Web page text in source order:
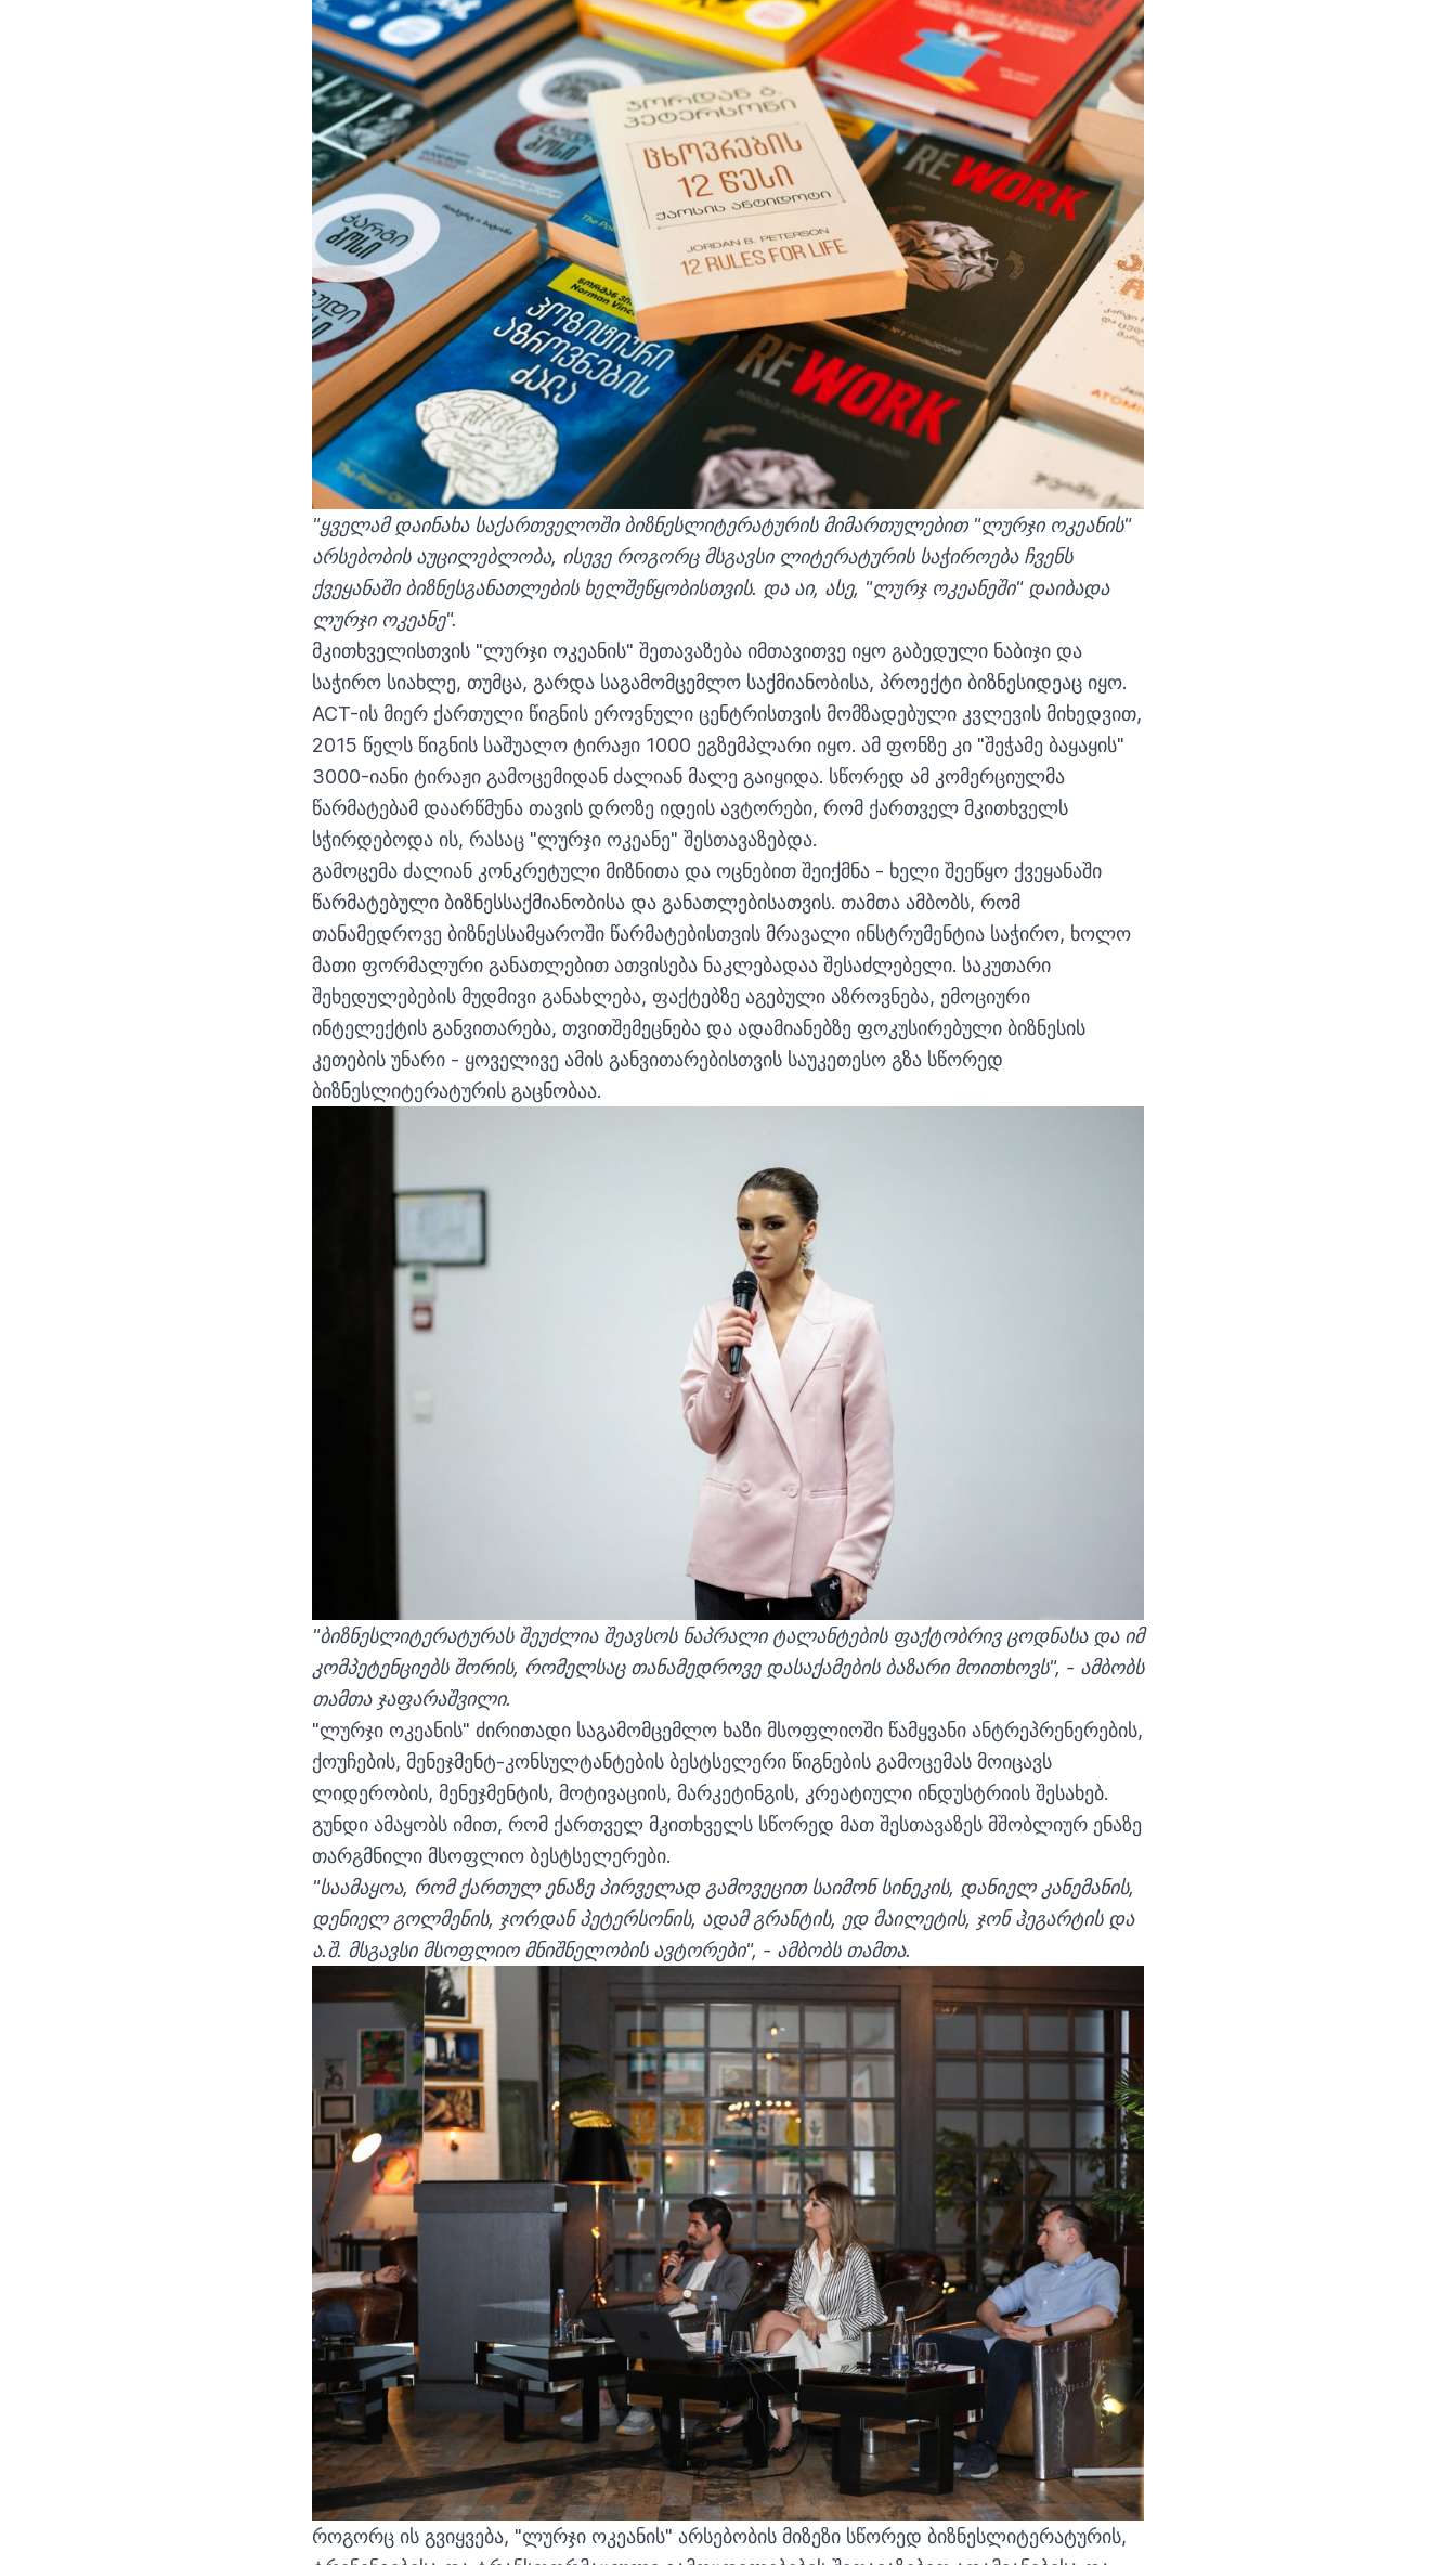
"ყველამ დაინახა საქართველოში ბიზნესლიტერატურის მიმართულებით "ლურჯი ოკეანის"
არსებობის აუცილებლობა, ისევე როგორც მსგავსი ლიტერატურის საჭიროება ჩვენს
ქვეყანაში ბიზნესგანათლების ხელშეწყობისთვის. და აი, ასე, "ლურჯ ოკეანეში" დაიბადა
ლურჯი ოკეანე".
მკითხველისთვის "ლურჯი ოკეანის" შეთავაზება იმთავითვე იყო გაბედული ნაბიჯი და
საჭირო სიახლე, თუმცა, გარდა საგამომცემლო საქმიანობისა, პროექტი ბიზნესიდეაც იყო.
ACT-ის მიერ ქართული წიგნის ეროვნული ცენტრისთვის მომზადებული კვლევის მიხედვით,
2015 წელს წიგნის საშუალო ტირაჟი 1000 ეგზემპლარი იყო. ამ ფონზე კი "შეჭამე ბაყაყის"
3000-იანი ტირაჟი გამოცემიდან ძალიან მალე გაიყიდა. სწორედ ამ კომერციულმა
წარმატებამ დაარწმუნა თავის დროზე იდეის ავტორები, რომ ქართველ მკითხველს
სჭირდებოდა ის, რასაც "ლურჯი ოკეანე" შესთავაზებდა.
გამოცემა ძალიან კონკრეტული მიზნითა და ოცნებით შეიქმნა - ხელი შეეწყო ქვეყანაში
წარმატებული ბიზნესსაქმიანობისა და განათლებისათვის. თამთა ამბობს, რომ
თანამედროვე ბიზნესსამყაროში წარმატებისთვის მრავალი ინსტრუმენტია საჭირო, ხოლო
მათი ფორმალური განათლებით ათვისება ნაკლებადაა შესაძლებელი. საკუთარი
შეხედულებების მუდმივი განახლება, ფაქტებზე აგებული აზროვნება, ემოციური
ინტელექტის განვითარება, თვითშემეცნება და ადამიანებზე ფოკუსირებული ბიზნესის
კეთების უნარი - ყოველივე ამის განვითარებისთვის საუკეთესო გზა სწორედ
ბიზნესლიტერატურის გაცნობაა.
"ბიზნესლიტერატურას შეუძლია შეავსოს ნაპრალი ტალანტების ფაქტობრივ ცოდნასა და იმ
კომპეტენციებს შორის, რომელსაც თანამედროვე დასაქამების ბაზარი მოითხოვს", - ამბობს
თამთა ჯაფარაშვილი.
"ლურჯი ოკეანის" ძირითადი საგამომცემლო ხაზი მსოფლიოში წამყვანი ანტრეპრენერების,
ქოუჩების, მენეჯმენტ-კონსულტანტების ბესტსელერი წიგნების გამოცემას მოიცავს
ლიდერობის, მენეჯმენტის, მოტივაციის, მარკეტინგის, კრეატიული ინდუსტრიის შესახებ.
გუნდი ამაყობს იმით, რომ ქართველ მკითხველს სწორედ მათ შესთავაზეს მშობლიურ ენაზე
თარგმნილი მსოფლიო ბესტსელერები.
"საამაყოა, რომ ქართულ ენაზე პირველად გამოვეცით საიმონ სინეკის, დანიელ კანემანის,
დენიელ გოლმენის, ჯორდან პეტერსონის, ადამ გრანტის, ედ მაილეტის, ჯონ ჰეგარტის და
ა.შ. მსგავსი მსოფლიო მნიშნელობის ავტორები", - ამბობს თამთა.
როგორც ის გვიყვება, "ლურჯი ოკეანის" არსებობის მიზეზი სწორედ ბიზნესლიტერატურის,